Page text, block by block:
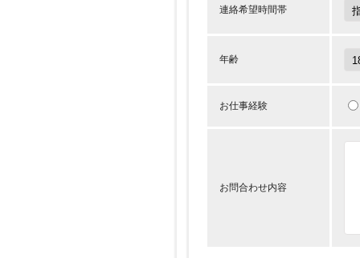
連絡希望時間帯
年齢
お仕事経験
お問合わせ内容